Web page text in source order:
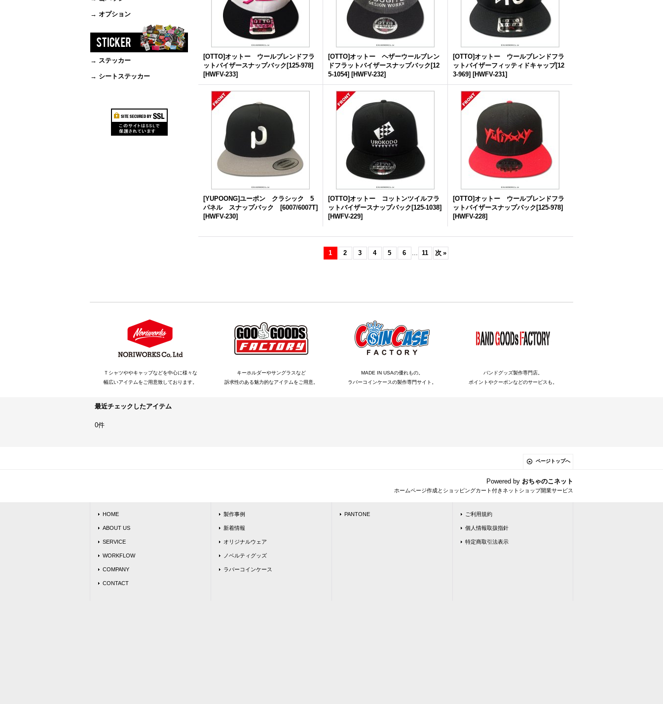
→ オプション
→ ステッカー
→ シートステッカー
[OTTO]オットー ウールブレンドフラ
ットバイザースナップバック[125-978]
[HWFV-233]
[OTTO]オットー ヘザーウールブレン
ドフラットバイザースナップバック[12
5-1054] [HWFV-232]
[OTTO]オットー ウールブレンドフラ
ットバイザーフィッティドキャップ[12
3-969] [HWFV-231]
[YUPOONG]ユーポン クラシック 5
パネル スナップバック [6007/6007T]
[HWFV-230]
[OTTO]オットー コットンツイルフラ
ットバイザースナップバック[125-1038]
[HWFV-229]
[OTTO]オットー ウールブレンドフラ
ットバイザースナップバック[125-978]
[HWFV-228]
1 2 3 4 5 6 ... 11 次 »
Ｔシャツややキャップなどを中心に様々な
幅広いアイテムをご用意致しております。
キーホルダーやサングラスなど
訴求性のある魅力的なアイテムをご用意。
MADE IN USAの優れもの。
ラバーコインケースの製作専門サイト。
バンドグッズ製作専門店。
ポイントやクーポンなどのサービスも。
最近チェックしたアイテム
0件
ページトップへ
Powered by おちゃのこネット
ホームページ作成とショッピングカート付きネットショップ開業サービス
HOME
ABOUT US
SERVICE
WORKFLOW
COMPANY
CONTACT
製作事例
新着情報
オリジナルウェア
ノベルティグッズ
ラバーコインケース
PANTONE ご利用規約
個人情報取扱指針
特定商取引法表示